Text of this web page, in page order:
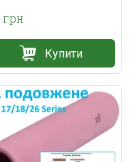
грн
Купити